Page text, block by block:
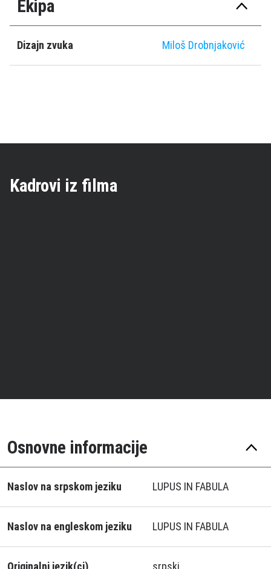
Ekipa
Dizajn zvuka Miloš Drobnjaković
Kadrovi iz filma
Osnovne informacije
Naslov na srpskom jeziku LUPUS IN FABULA
Naslov na engleskom jeziku LUPUS IN FABULA
Originalni jezik(ci) srpski